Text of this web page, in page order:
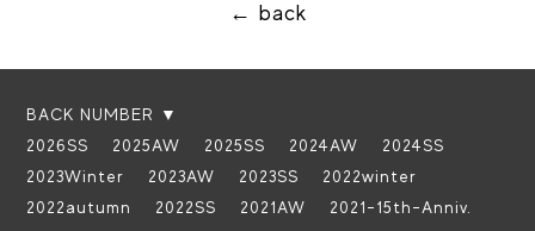
← back
BACK NUMBER ▼
2026SS
2025AW 2025SS 2024AW
2024SS
2023Winter
2023AW 2023SS
2022winter
2022autumn
2022SS 2021AW
2021-15th-Anniv.